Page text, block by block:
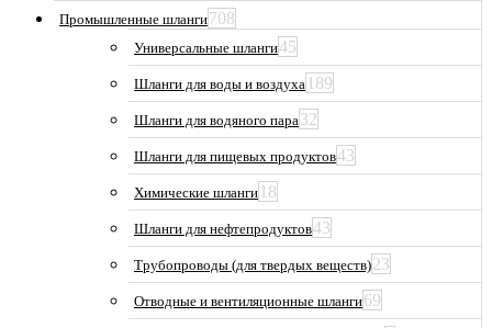
Промышленные шланги708
Универсальные шланги45
Шланги для воды и воздуха 189
Шланги для водяного пара32
Шланги для пищевых продуктов43
Химические шланги 18
Шланги для нефтепродуктов43
Трубопроводы (для твердых веществ)23
Отводные и вентиляционные шланги69